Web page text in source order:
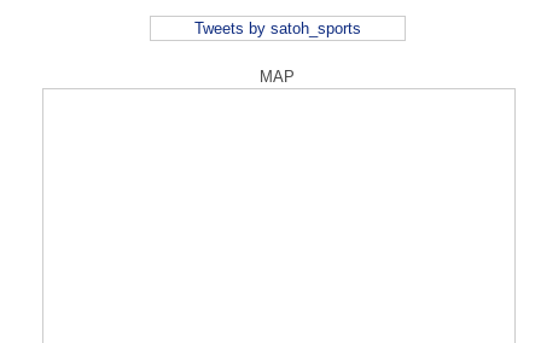
Tweets by satoh_sports
MAP